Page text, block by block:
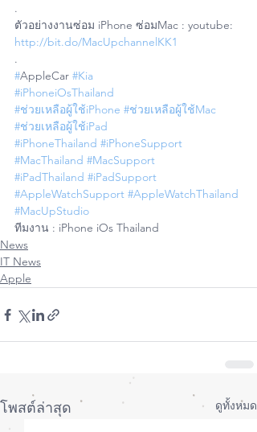
.
ตัวอย่างงานซ่อม iPhone ซ่อมMac : youtube:
http://bit.do/MacUpchannelKK1
.
#AppleCar #Kia
#iPhoneiOsThailand
#ช่วยเหลือผู้ใช้iPhone #ช่วยเหลือผู้ใช้Mac
#ช่วยเหลือผู้ใช้iPad
#iPhoneThailand #iPhoneSupport
#MacThailand #MacSupport
#iPadThailand #iPadSupport
#AppleWatchSupport #AppleWatchThailand
#MacUpStudio
ทีมงาน : iPhone iOs Thailand
News
IT News
Apple
โพสต์ล่าสุด ดูทั้งหมด